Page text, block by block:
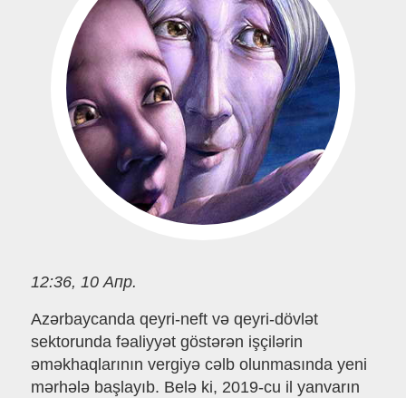
12:36, 10 Апр.
Azərbaycanda qeyri-neft və qeyri-dövlət
sektorunda fəaliyyət göstərən işçilərin
əməkhaqlarının vergiyə cəlb olunmasında yeni
mərhələ başlayıb. Belə ki, 2019-cu il yanvarın